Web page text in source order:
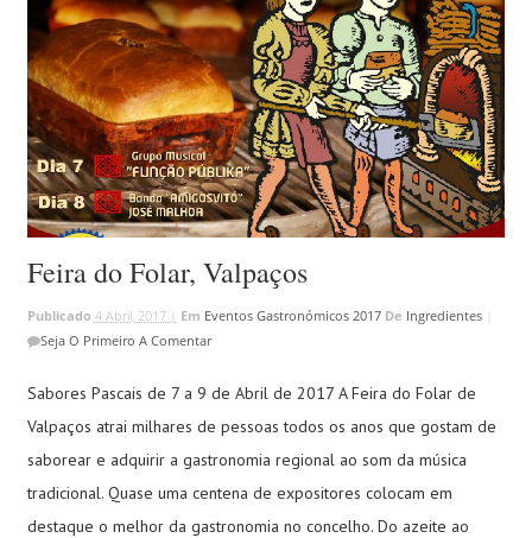
Feira do Folar, Valpaços
Publicado 4 Abril, 2017 | Em Eventos Gastronómicos 2017 De Ingredientes|
Seja O Primeiro A Comentar
Sabores Pascais de 7 a 9 de Abril de 2017 A Feira do Folar de
Valpaços atrai milhares de pessoas todos os anos que gostam de
saborear e adquirir a gastronomia regional ao som da música
tradicional. Quase uma centena de expositores colocam em
destaque o melhor da gastronomia no concelho. Do azeite ao